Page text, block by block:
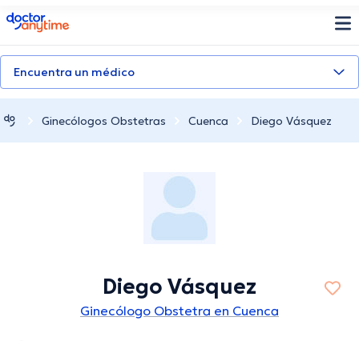
doctoranytime
Encuentra un médico
Ginecólogos Obstetras Cuenca Diego Vásquez
Diego Vásquez
Ginecólogo Obstetra en Cuenca